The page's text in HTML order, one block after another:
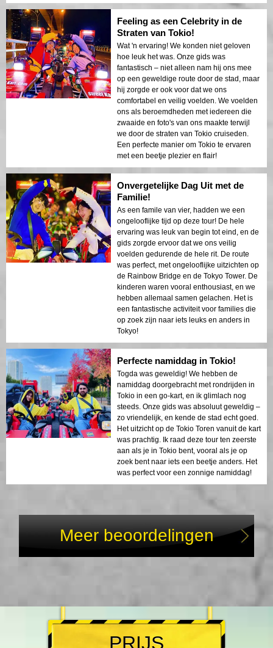
Feeling as een Celebrity in de
Straten van Tokio!
Wat 'n ervaring! We konden niet geloven
hoe leuk het was. Onze gids was
fantastisch – niet alleen nam hij ons mee
op een geweldige route door de stad, maar
hij zorgde er ook voor dat we ons
comfortabel en veilig voelden. We voelden
ons als beroemdheden met iedereen die
zwaaide en foto's van ons maakte terwijl
we door de straten van Tokio cruiseden.
Een perfecte manier om Tokio te ervaren
met een beetje plezier en flair!
Onvergetelijke Dag Uit met de
Familie!
As een famile van vier, hadden we een
ongelooflijke tijd op deze tour! De hele
ervaring was leuk van begin tot eind, en de
gids zorgde ervoor dat we ons veilig
voelden gedurende de hele rit. De route
was perfect, met ongelooflijke uitzichten op
de Rainbow Bridge en de Tokyo Tower. De
kinderen waren vooral enthousiast, en we
hebben allemaal samen gelachen. Het is
een fantastische activiteit voor families die
op zoek zijn naar iets leuks en anders in
Tokyo!
Perfecte namiddag in Tokio!
Togda was geweldig! We hebben de
namiddag doorgebracht met rondrijden in
Tokio in een go-kart, en ik glimlach nog
steeds. Onze gids was absoluut geweldig –
zo vriendelijk, en kende de stad echt goed.
Het uitzicht op de Tokio Toren vanuit de kart
was prachtig. Ik raad deze tour ten zeerste
aan als je in Tokio bent, vooral als je op
zoek bent naar iets een beetje anders. Het
was perfect voor een zonnige namiddag!
Meer beoordelingen
PRIJS